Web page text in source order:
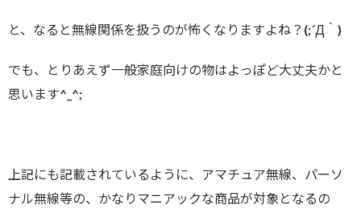
と、なると無線関係を扱うのが怖くなりますよね？(;´Д｀)
でも、とりあえず一般家庭向けの物はよっぽど大丈夫かと
思います^_^;
上記にも記載されているように、アマチュア無線、パーソ
ナル無線等の、かなりマニアックな商品が対象となるの